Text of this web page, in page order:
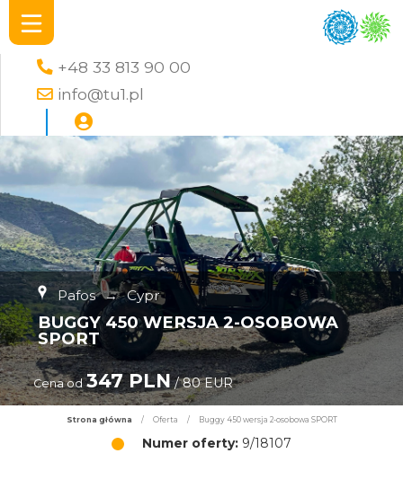
+48 33 813 90 00
info@tu1.pl
Pafos → Cypr
BUGGY 450 WERSJA 2-OSOBOWA
SPORT
Cena od 347 PLN/ 80 EUR
Strona główna / Oferta / Buggy 450 wersja 2-osobowa SPORT
Numer oferty: 9/18107